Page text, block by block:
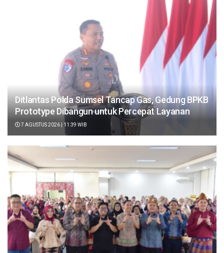
Ditlantas Polda Sumsel Tancap Gas, Gedung BPKB
Prototype Dibangun untuk Percepat Layanan
7 AGUSTUS 2026 | 11:39 WIB